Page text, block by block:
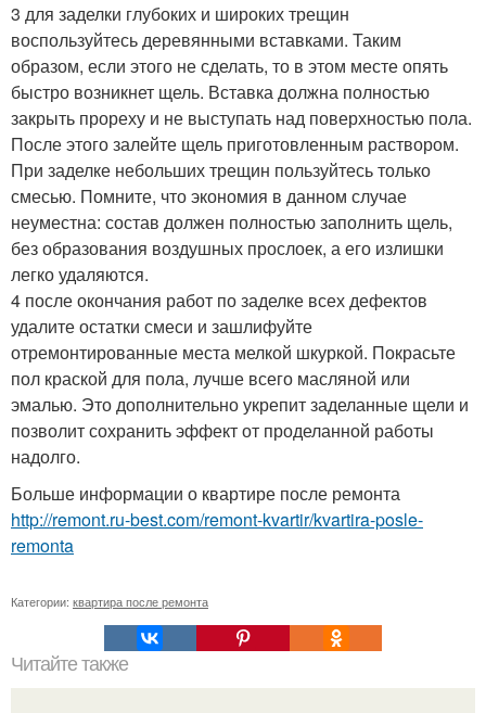
3 для заделки глубоких и широких трещин
воспользуйтесь деревянными вставками. Таким
образом, если этого не сделать, то в этом месте опять
быстро возникнет щель. Вставка должна полностью
закрыть прореху и не выступать над поверхностью пола.
После этого залейте щель приготовленным раствором.
При заделке небольших трещин пользуйтесь только
смесью. Помните, что экономия в данном случае
неуместна: состав должен полностью заполнить щель,
без образования воздушных прослоек, а его излишки
легко удаляются.
4 после окончания работ по заделке всех дефектов
удалите остатки смеси и зашлифуйте
отремонтированные места мелкой шкуркой. Покрасьте
пол краской для пола, лучше всего масляной или
эмалью. Это дополнительно укрепит заделанные щели и
позволит сохранить эффект от проделанной работы
надолго.
Больше информации о квартире после ремонта
http://remont.ru-best.com/remont-kvartir/kvartira-posle-
remonta
Категории: квартира после ремонта
Читайте также